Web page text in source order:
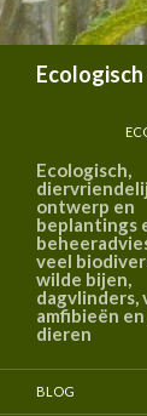
Ecologisch,
ontwerp en
beplantings
veel
wilde bijen,
dagvlinders,
amfibieën
dieren
BLOG